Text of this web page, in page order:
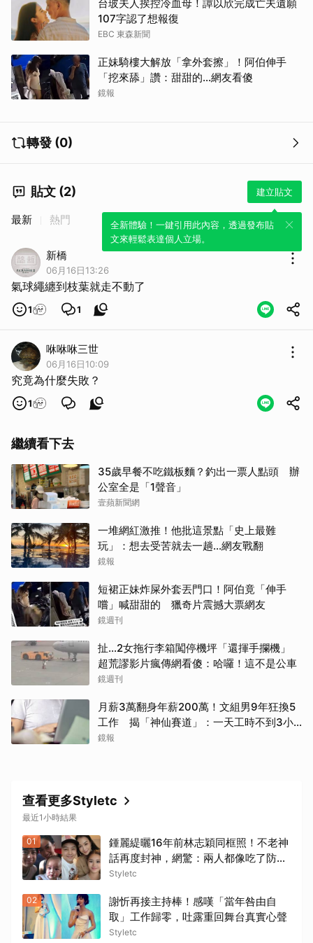
台玻夫人挨控冷血母！譚以欣完成亡夫遺願
107字認了想報復
EBC 東森新聞
正妹騎樓大解放「拿外套擦」！阿伯伸手
「挖來舔」讚：甜甜的...網友看傻
鏡報
轉發 (0)
貼文 (2) 建立貼文
全新體驗！一鍵引用此內容，透過發布貼
文來輕鬆表達個人立場。
最新 熱門
新橋
06月16日13:26
氣球繩纏到枝葉就走不動了
1 1
咻咻咻三世
06月16日10:09
究竟為什麼失敗？
1
繼續看下去
35歲早餐不吃鐵板麵？釣出一票人點頭 辦
公室全是「1聲音」
壹蘋新聞網
一堆網紅激推！他批這景點「史上最難
玩」：想去受苦就去一趟...網友戰翻
鏡報
短裙正妹炸屎外套丟門口！阿伯竟「伸手
嚐」喊甜甜的 獵奇片震撼大票網友
鏡週刊
扯…2女拖行李箱闖停機坪「還揮手攔機」
超荒謬影片瘋傳網看傻：哈囉！這不是公車
鏡週刊
月薪3萬翻身年薪200萬！文組男9年狂換5
工作 揭「神仙賽道」：一天工時不到3小
時...網全羨煞
鏡報
查看更多Styletc
最近1小時結果
01
鍾麗緹曬16年前林志穎同框照！不老神
話再度封神，網驚：兩人都像吃了防腐
劑
Styletc
02
謝忻再接主持棒！感嘆「當年咎由自
取」工作歸零，吐露重回舞台真實心聲
Styletc
取消